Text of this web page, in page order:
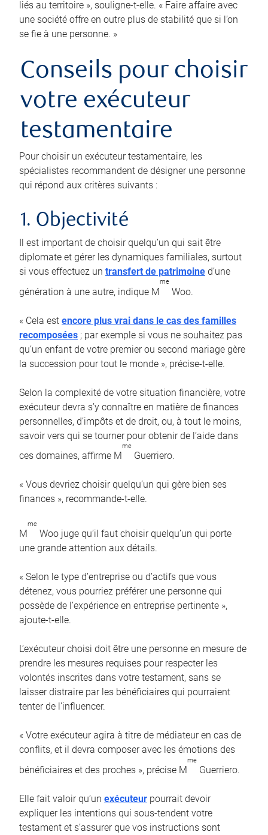
liés au territoire », souligne-t-elle. « Faire affaire avec
une société offre en outre plus de stabilité que si l’on
se fie à une personne. »
Conseils pour choisir
votre exécuteur
testamentaire
Pour choisir un exécuteur testamentaire, les
spécialistes recommandent de désigner une personne
qui répond aux critères suivants :
1. Objectivité
Il est important de choisir quelqu’un qui sait être
diplomate et gérer les dynamiques familiales, surtout
si vous effectuez un transfert de patrimoine d’une
génération à une autre, indique M
me
Woo.
« Cela est encore plus vrai dans le cas des familles
recomposées ; par exemple si vous ne souhaitez pas
qu’un enfant de votre premier ou second mariage gère
la succession pour tout le monde », précise-t-elle.
Selon la complexité de votre situation financière, votre
exécuteur devra s’y connaître en matière de finances
personnelles, d’impôts et de droit, ou, à tout le moins,
savoir vers qui se tourner pour obtenir de l’aide dans
ces domaines, affirme M
me
Guerriero.
« Vous devriez choisir quelqu’un qui gère bien ses
finances », recommande-t-elle.
M
me
Woo juge qu’il faut choisir quelqu’un qui porte
une grande attention aux détails.
« Selon le type d’entreprise ou d’actifs que vous
détenez, vous pourriez préférer une personne qui
possède de l’expérience en entreprise pertinente »,
ajoute-t-elle.
L’exécuteur choisi doit être une personne en mesure de
prendre les mesures requises pour respecter les
volontés inscrites dans votre testament, sans se
laisser distraire par les bénéficiaires qui pourraient
tenter de l’influencer.
« Votre exécuteur agira à titre de médiateur en cas de
conflits, et il devra composer avec les émotions des
bénéficiaires et des proches », précise M
me
Guerriero.
Elle fait valoir qu’un exécuteur pourrait devoir
expliquer les intentions qui sous-tendent votre
testament et s’assurer que vos instructions sont